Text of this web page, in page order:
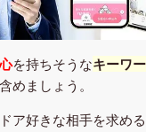
を持ちそうなキーワ
めましょう。
ア好きな相手を求め